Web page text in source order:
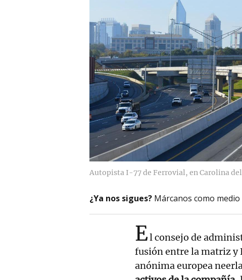
Autopista I-77 de Ferrovial, en Carolina
¿Ya nos sigues? Márcanos como
El consejo de
fusión entre la matriz y
anónima europea